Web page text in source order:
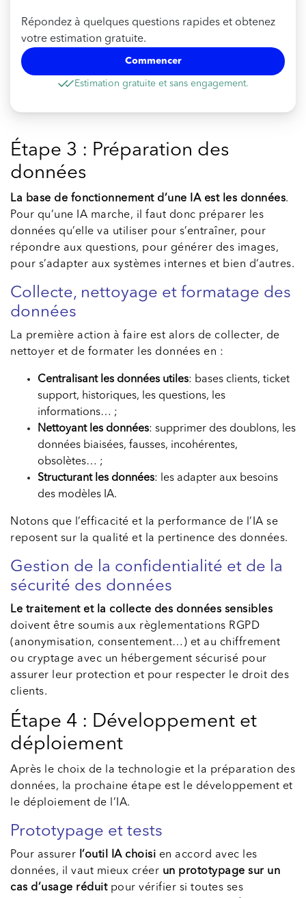
Répondez à quelques questions rapides et obtenez
votre estimation gratuite.
Commencer
Estimation gratuite et sans engagement.
Étape 3 : Préparation des
données
La base de fonctionnement d’une IA est les données.
Pour qu’une IA marche, il faut donc préparer les
données qu’elle va utiliser pour s’entraîner, pour
répondre aux questions, pour générer des images,
pour s’adapter aux systèmes internes et bien d’autres.
Collecte, nettoyage et formatage des
données
La première action à faire est alors de collecter, de
nettoyer et de formater les données en :
Centralisant les données utiles: bases clients, ticket
support, historiques, les questions, les
informations… ;
Nettoyant les données: supprimer des doublons, les
données biaisées, fausses, incohérentes,
obsolètes… ;
Structurant les données: les adapter aux besoins
des modèles IA.
Notons que l’efficacité et la performance de l’IA se
reposent sur la qualité et la pertinence des données.
Gestion de la confidentialité et de la
sécurité des données
Le traitement et la collecte des données sensibles
doivent être soumis aux règlementations RGPD
(anonymisation, consentement…) et au chiffrement
ou cryptage avec un hébergement sécurisé pour
assurer leur protection et pour respecter le droit des
clients.
Étape 4 : Développement et
déploiement
Après le choix de la technologie et la préparation des
données, la prochaine étape est le développement et
le déploiement de l’IA.
Prototypage et tests
Pour assurer l’outil IA choisi en accord avec les
données, il vaut mieux créer un prototypage sur un
cas d’usage réduitpour vérifier si toutes ses